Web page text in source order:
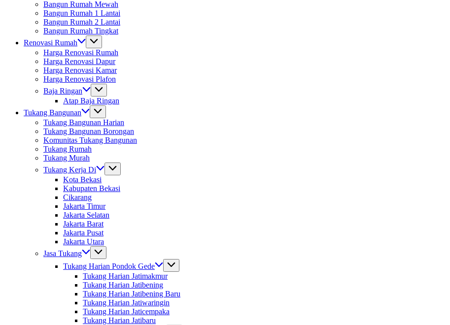
Bangun Rumah Mewah
Bangun Rumah 1 Lantai
Bangun Rumah 2 Lantai
Bangun Rumah Tingkat
Renovasi Rumah
Harga Renovasi Rumah
Harga Renovasi Dapur
Harga Renovasi Kamar
Harga Renovasi Plafon
Baja Ringan
Atap Baja Ringan
Tukang Bangunan
Tukang Bangunan Harian
Tukang Bangunan Borongan
Komunitas Tukang Bangunan
Tukang Rumah
Tukang Murah
Tukang Kerja Di
Kota Bekasi
Kabupaten Bekasi
Cikarang
Jakarta Timur
Jakarta Selatan
Jakarta Barat
Jakarta Pusat
Jakarta Utara
Jasa Tukang
Tukang Harian Pondok Gede
Tukang Harian Jatimakmur
Tukang Harian Jatibening
Tukang Harian Jatibening Baru
Tukang Harian Jatiwaringin
Tukang Harian Jaticempaka
Tukang Harian Jatibaru